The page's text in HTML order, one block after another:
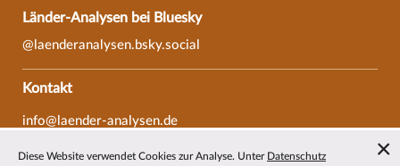
Länder-Analysen bei Bluesky
@laenderanalysen.bsky.social
Kontakt
info@laender-analysen.de
Diese Website verwendet Cookies zur Analyse. Unter Datenschutz